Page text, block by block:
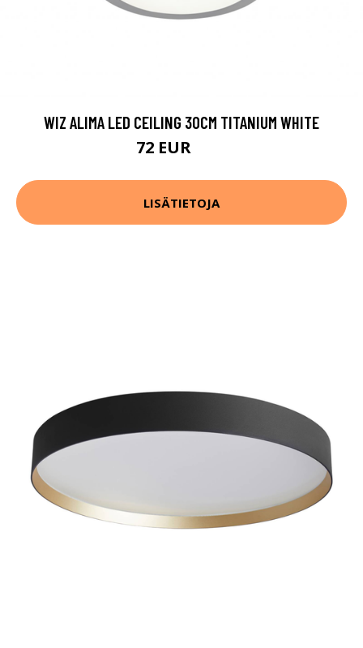
WIZ ALIMA LED CEILING 30CM TITANIUM WHITE
72 EUR
LISÄTIETOJA